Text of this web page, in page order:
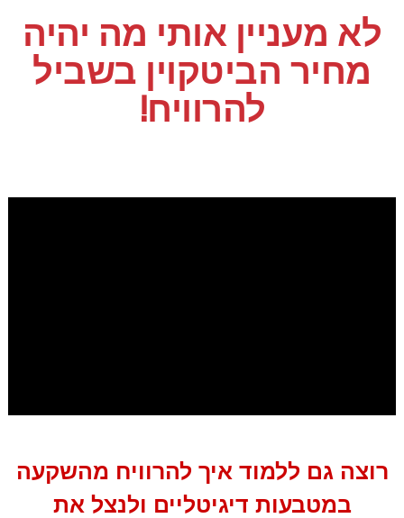
לא מעניין אותי מה יהיה
מחיר הביטקוין בשביל
להרוויח!
רוצה גם ללמוד איך להרוויח מהשקעה
במטבעות דיגיטליים ולנצל את